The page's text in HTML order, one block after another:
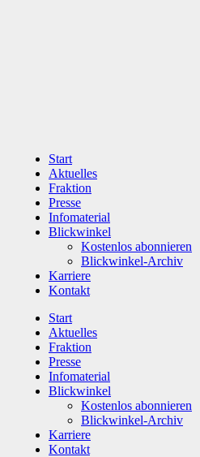
Start
Aktuelles
Fraktion
Presse
Infomaterial
Blickwinkel
Kostenlos abonnieren
Blickwinkel-Archiv
Karriere
Kontakt
Start
Aktuelles
Fraktion
Presse
Infomaterial
Blickwinkel
Kostenlos abonnieren
Blickwinkel-Archiv
Karriere
Kontakt